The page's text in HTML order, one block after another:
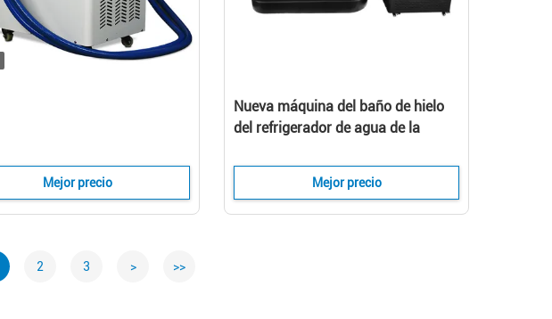
Mejor precio
Nueva máquina del baño de hielo
del refrigerador de agua de la
recuperación atlética
Mejor precio
2 3 > >>